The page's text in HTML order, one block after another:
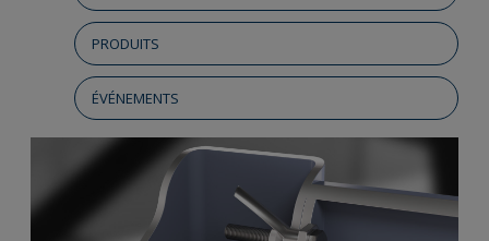
PRODUITS
ÉVÉNEMENTS